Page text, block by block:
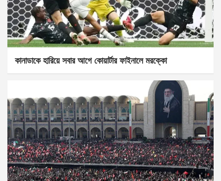
কানাডাকে হারিয়ে সবার আগে কোয়ার্টার ফাইনালে মরক্কো